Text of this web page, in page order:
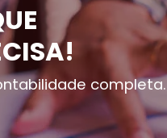
completa.